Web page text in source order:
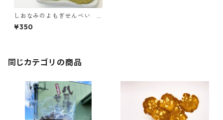
しおなみのよもぎせんべい
【個包装】2枚×8袋入り
¥350
同じカテゴリの商品